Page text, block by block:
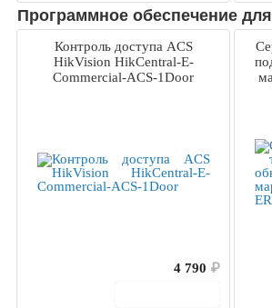
Программное обеспечение
Контроль доступа ACS
HikVision HikCentral-E-
Commercial-ACS-1Door
4 790 ₽